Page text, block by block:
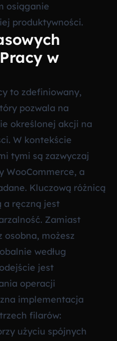
osiąganie
produktywności.
w
to zdefiniowany,
pozwala na
określonej akcji na
W kontekście
tymi są zazwyczaj
WooCommerce, a
Kluczową różnicą
a ręczną jest
Zamiast
osobna, możesz
według
jest
operacji
implementacja
filarów:
użyciu spójnych